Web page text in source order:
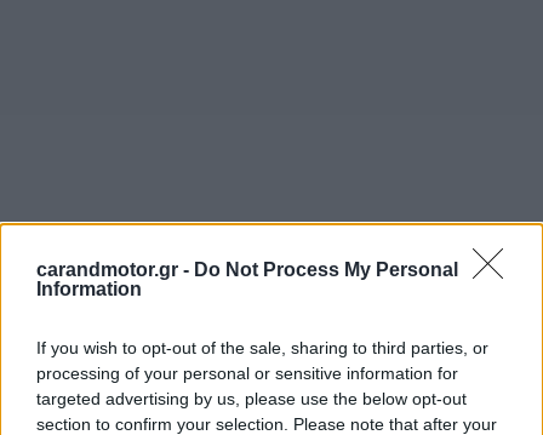
carandmotor.gr - Do Not Process My Personal
Information
If you wish to opt-out of the sale, sharing to third parties, or
processing of your personal or sensitive information for
targeted advertising by us, please use the below opt-out
section to confirm your selection. Please note that after your